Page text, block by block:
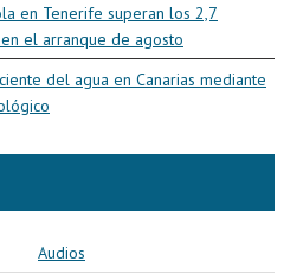
en Tenerife superan los 2,7
el arranque de agosto
del agua en Canarias mediante
Audios